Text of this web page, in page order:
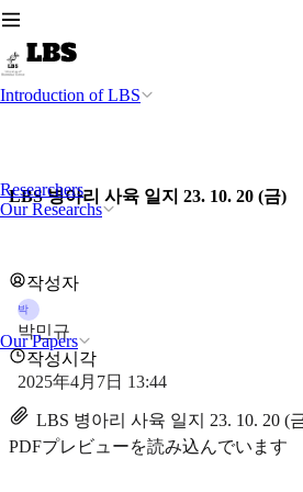
Introduction of LBS
Researchers
Our Researchs
Our Papers
LBS 병아리 사육 일지 23. 10. 20 (금)
작성자
박
박민규
작성시각
2025年4月7日 13:44
LBS 병아리 사육 일지 23. 10. 20 (
PDFプレビューを読み込んでいます